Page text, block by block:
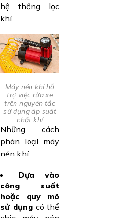
hệ thống lọc
khí.
Máy nén khí hỗ
trợ việc rửa xe
trên nguyên tắc
sử dụng áp suất
chất khí
Những cách
phân loại máy
nén khí:
Dựa vào
công suất
hoặc quy mô
sử dụng có thể